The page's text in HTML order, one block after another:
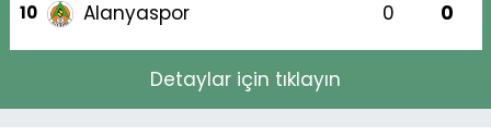
10 Alanyaspor 0 0
Detaylar için tıklayın